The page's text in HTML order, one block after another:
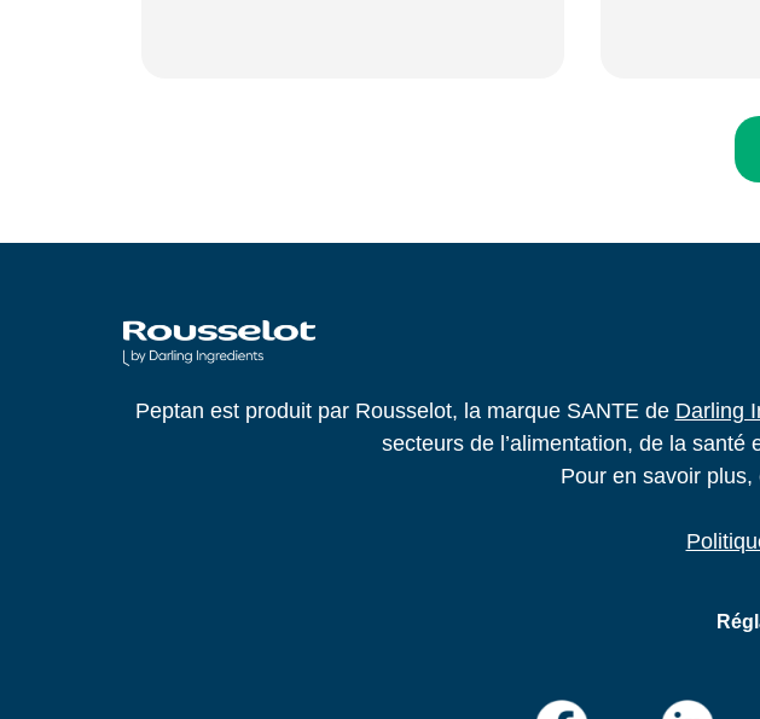
Peptan est produit par Rousselot, la marque SANTE de Darling
secteurs de l’alimentation, de la
Pour en savoir